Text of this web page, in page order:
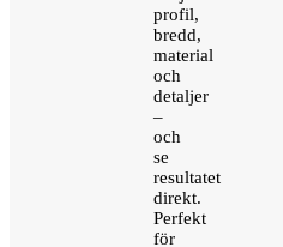
profil,
bredd,
material
och
detaljer
–
och
se
resultatet
direkt.
Perfekt
för